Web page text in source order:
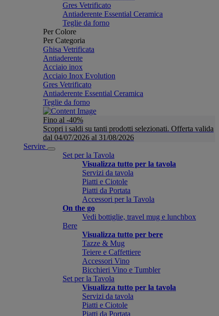
Gres Vetrificato
Antiaderente Essential Ceramica
Teglie da forno
Per Colore
Per Categoria
Ghisa Vetrificata
Antiaderente
Acciaio inox
Acciaio Inox Evolution
Gres Vetrificato
Antiaderente Essential Ceramica
Teglie da forno
Fino al -40%
Scopri i saldi su tanti prodotti selezionati. Offerta valida
dal 04/07/2026 al 31/08/2026
Servire
Set per la Tavola
Visualizza tutto per la tavola
Servizi da tavola
Piatti e Ciotole
Piatti da Portata
Accessori per la Tavola
On the go
Vedi bottiglie, travel mug e lunchbox
Bere
Visualizza tutto per bere
Tazze & Mug
Teiere e Caffettiere
Accessori Vino
Bicchieri Vino e Tumbler
Set per la Tavola
Visualizza tutto per la tavola
Servizi da tavola
Piatti e Ciotole
Piatti da Portata